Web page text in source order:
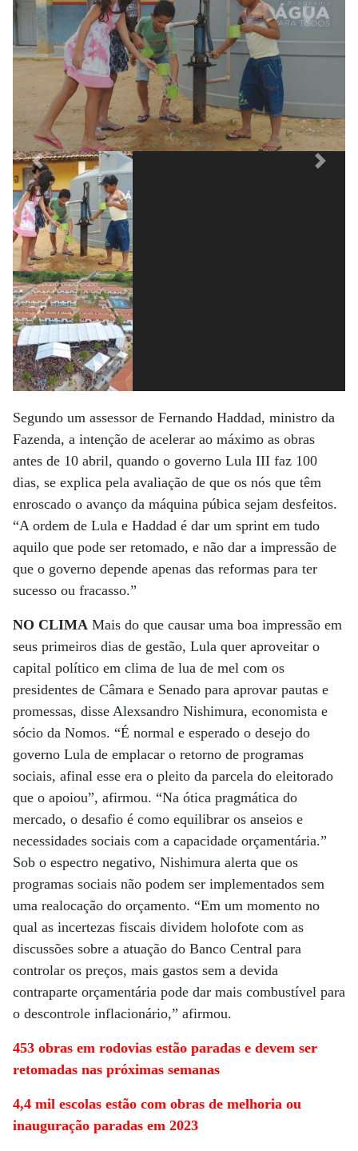
parada desde 2016 sua primeira grande
inauguração e reforça a agenda política
social.
Previous Next
Segundo um assessor de Fernando Haddad, ministro da
Fazenda, a intenção de acelerar ao máximo as obras
antes de 10 abril, quando o governo Lula III faz 100
dias, se explica pela avaliação de que os nós que têm
enroscado o avanço da máquina púbica sejam desfeitos.
“A ordem de Lula e Haddad é dar um sprint em tudo
aquilo que pode ser retomado, e não dar a impressão de
que o governo depende apenas das reformas para ter
sucesso ou fracasso.”
NO CLIMA Mais do que causar uma boa impressão em
seus primeiros dias de gestão, Lula quer aproveitar o
capital político em clima de lua de mel com os
presidentes de Câmara e Senado para aprovar pautas e
promessas, disse Alexsandro Nishimura, economista e
sócio da Nomos. “É normal e esperado o desejo do
governo Lula de emplacar o retorno de programas
sociais, afinal esse era o pleito da parcela do eleitorado
que o apoiou”, afirmou. “Na ótica pragmática do
mercado, o desafio é como equilibrar os anseios e
necessidades sociais com a capacidade orçamentária.”
Sob o espectro negativo, Nishimura alerta que os
programas sociais não podem ser implementados sem
uma realocação do orçamento. “Em um momento no
qual as incertezas fiscais dividem holofote com as
discussões sobre a atuação do Banco Central para
controlar os preços, mais gastos sem a devida
contraparte orçamentária pode dar mais combustível para
o descontrole inflacionário,” afirmou.
453 obras em rodovias estão paradas e devem ser
retomadas nas próximas semanas
4,4 mil escolas estão com obras de melhoria ou
inauguração paradas em 2023